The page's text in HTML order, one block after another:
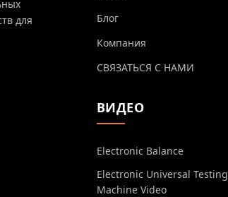
для
Блог
Компания
СВЯЗАТЬСЯ С НАМИ
ВИДЕО
Electronic Balance
Electronic Universal Testing
Machine Video